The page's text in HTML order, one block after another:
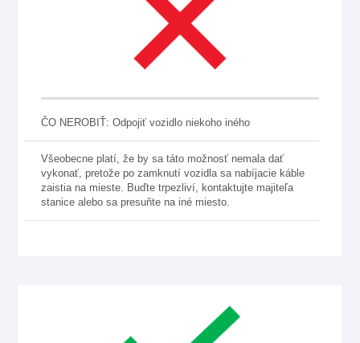
ČO NEROBIŤ: Odpojiť vozidlo niekoho iného
Všeobecne platí, že by sa táto možnosť nemala dať
vykonať, pretože po zamknutí vozidla sa nabíjacie káble
zaistia na mieste. Buďte trpezliví, kontaktujte majiteľa
stanice alebo sa presuňte na iné miesto.